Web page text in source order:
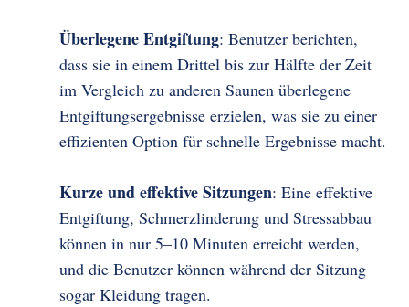
Überlegene Entgiftung: Benutzer berichten,
dass sie in einem Drittel bis zur Hälfte der Zeit
im Vergleich zu anderen Saunen überlegene
Entgiftungsergebnisse erzielen, was sie zu einer
effizienten Option für schnelle Ergebnisse macht.
Kurze und effektive Sitzungen: Eine effektive
Entgiftung, Schmerzlinderung und Stressabbau
können in nur 5–10 Minuten erreicht werden,
und die Benutzer können während der Sitzung
sogar Kleidung tragen.